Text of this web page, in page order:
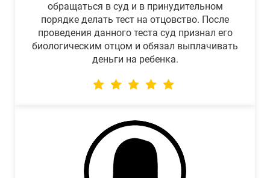
обращаться в суд и в принудительном
порядке делать тест на отцовство. После
проведения данного теста суд признал его
биологическим отцом и обязал выплачивать
деньги на ребенка.